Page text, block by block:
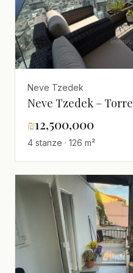
Neve Tzedek
Neve Tzedek –
₪12,500,000
4 stanze · 126 m²